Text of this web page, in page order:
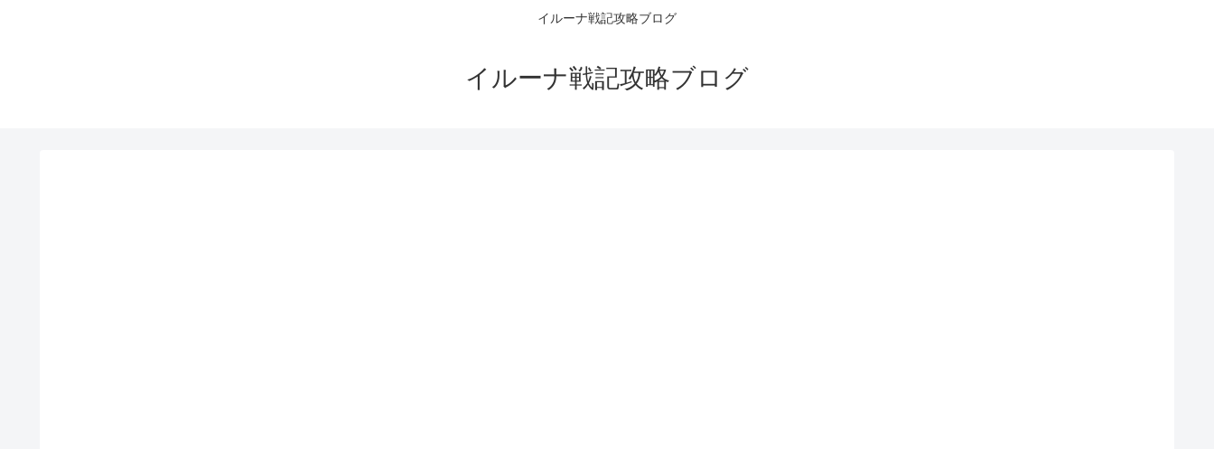
イルーナ戦記攻略ブログ
イルーナ戦記攻略ブログ